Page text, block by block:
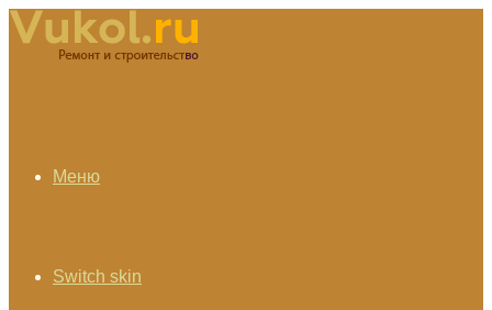
Меню
Switch skin